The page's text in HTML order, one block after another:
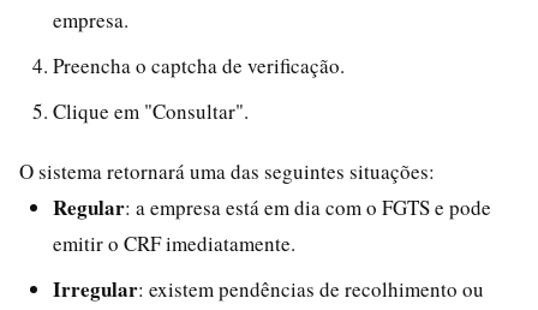
empresa.
Preencha o captcha de verificação.
Clique em "Consultar".
O sistema retornará uma das seguintes situações:
Regular: a empresa está em dia com o FGTS e pode
emitir o CRF imediatamente.
Irregular: existem pendências de recolhimento ou